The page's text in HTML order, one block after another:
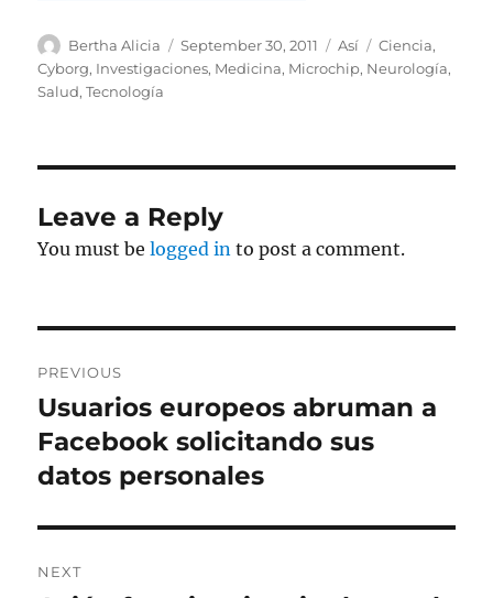
Author
Bertha Alicia
Posted
on
September 30, 2011 Categories
Así Tags
Ciencia,
Cyborg, Investigaciones, Medicina, Microchip, Neurología,
Salud,Tecnología
Leave a Reply
You must belogged in to post a comment.
navigation
PREVIOUS
Previous
post:
Usuarios europeos abruman a
Facebook solicitando sus
datos personales
NEXT